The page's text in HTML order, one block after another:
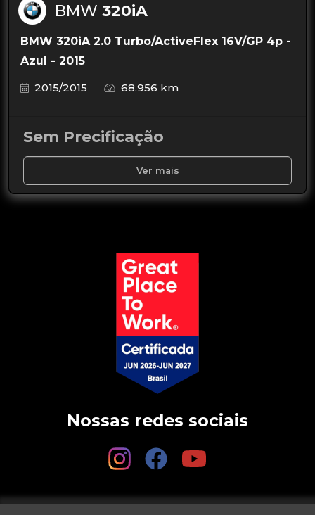
BMW 320iA
BMW 320iA 2.0 Turbo/ActiveFlex 16V/GP 4p -
Azul - 2015
2015/2015
68.956 km
Sem Precificação
Ver mais
Nossas redes sociais